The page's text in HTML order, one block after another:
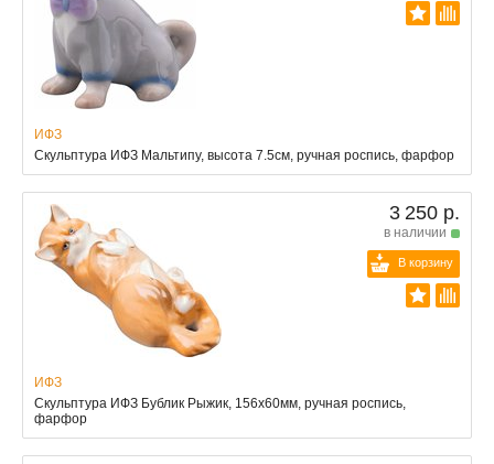
ИФЗ
Скульптура ИФЗ Мальтипу, высота 7.5см, ручная роспись, фарфор
3 250 р.
в наличии
В корзину
ИФЗ
Скульптура ИФЗ Бублик Рыжик, 156x60мм, ручная роспись,
фарфор